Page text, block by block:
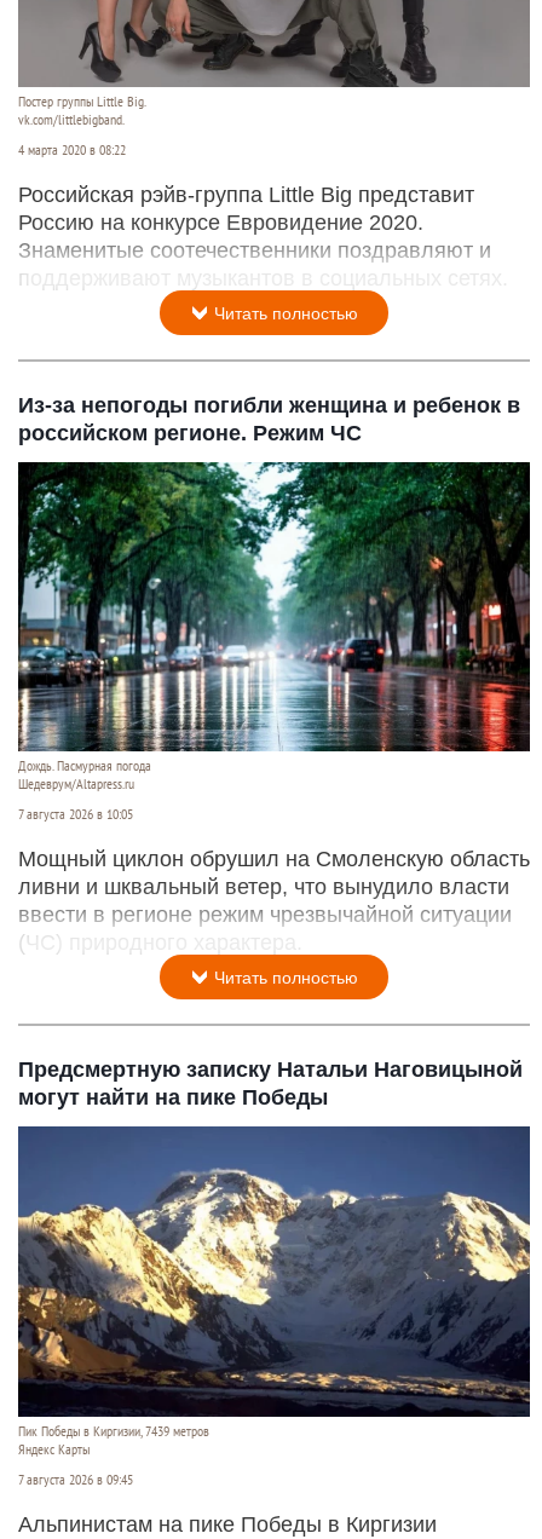
Постер группы Little Big.
vk.com/littlebigband.
4 марта 2020 в 08:22
Российская рэйв-группа Little Big представит
Россию на конкурсе Евровидение 2020.
Знаменитые соотечественники поздравляют и
поддерживают музыкантов в социальных сетях.
Читать полностью
Из-за непогоды погибли женщина и ребенок в
российском регионе. Режим ЧС
Дождь. Пасмурная погода
Шедеврум/Altapress.ru
7 августа 2026 в 10:05
Мощный циклон обрушил на Смоленскую область
ливни и шквальный ветер, что вынудило власти
ввести в регионе режим чрезвычайной ситуации
(ЧС) природного характера.
Читать полностью
Предсмертную записку Натальи Наговицыной
могут найти на пике Победы
Пик Победы в Киргизии, 7439 метров
Яндекс Карты
7 августа 2026 в 09:45
Альпинистам на пике Победы в Киргизии